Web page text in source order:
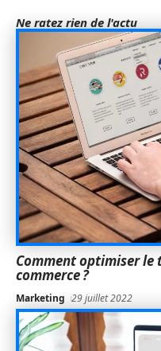
Ne ratez rien de l'actu
Comment optimiser le
commerce ?
Marketing 29 juillet 2022